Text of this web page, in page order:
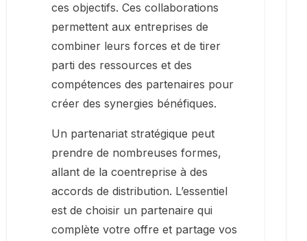
ces objectifs. Ces collaborations
permettent aux entreprises de
combiner leurs forces et de tirer
parti des ressources et des
compétences des partenaires pour
créer des synergies bénéfiques.
Un partenariat stratégique peut
prendre de nombreuses formes,
allant de la coentreprise à des
accords de distribution. L’essentiel
est de choisir un partenaire qui
complète votre offre et partage vos